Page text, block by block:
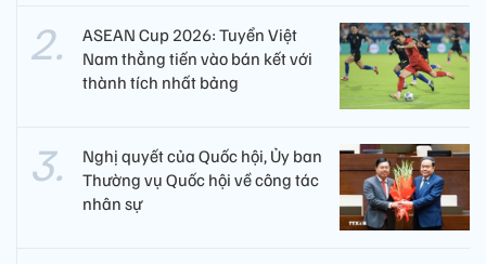
ASEAN Cup 2026: Tuyển Việt
Nam thẳng tiến vào bán kết với
thành tích nhất bảng
Nghị quyết của Quốc hội, Ủy ban
Thường vụ Quốc hội về công tác
nhân sự